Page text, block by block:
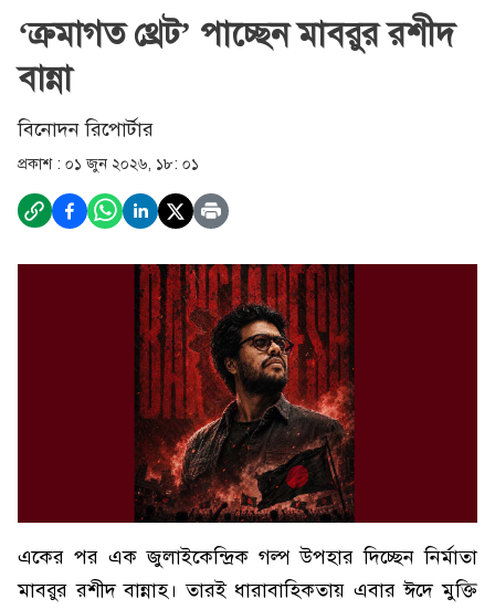
‘ক্রমাগত থ্রেট’ পাচ্ছেন মাবরুর রশীদ
বান্না
বিনোদন রিপোর্টার
প্রকাশ : ০১ জুন ২০২৬, ১৮: ০১
একের পর এক জুলাইকেন্দ্রিক গল্প উপহার দিচ্ছেন নির্মাতা
মাবরুর রশীদ বান্নাহ। তারই ধারাবাহিকতায় এবার ঈদে মুক্তি